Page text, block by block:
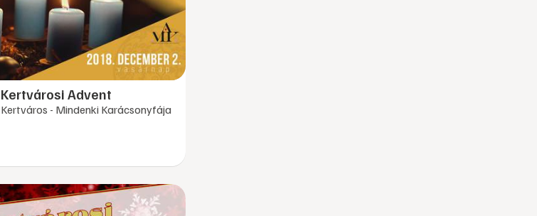
Kertvárosi Advent
Kertváros - Mindenki Karácsonyfája